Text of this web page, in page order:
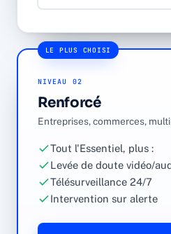
LE PLUS CHOISI
NIVEAU 02
Renforcé
Entreprises, commerces,
Tout l'Essentiel, plus :
Levée de doute vidéo/
Télésurveillance 24/7
Intervention sur alerte